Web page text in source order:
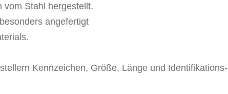
vom Stahl hergestellt.
angefertigt
Kennzeichen, Größe, Länge und Identifikations-